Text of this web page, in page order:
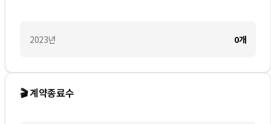
2023년 0개
🎬 계약종료수